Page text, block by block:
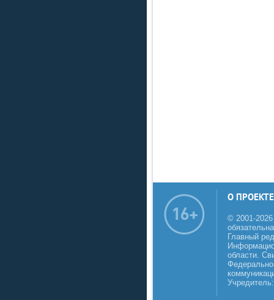
О ПРОЕКТЕ
© 2001-
Главный
области.